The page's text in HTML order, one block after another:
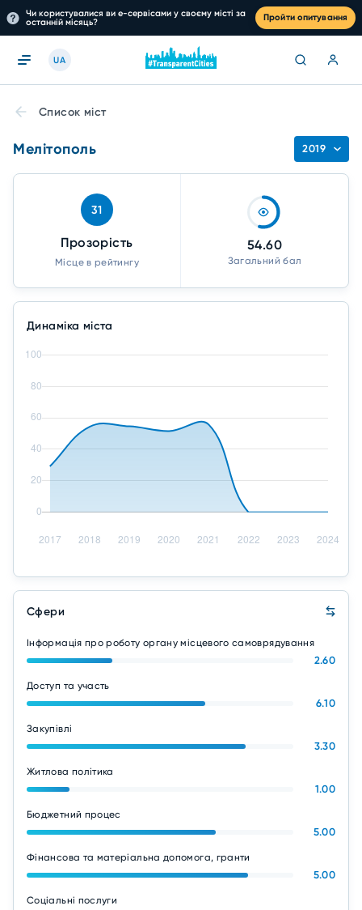
Чи користувалися ви е-сервісами у своєму місті за
останній місяць?
Пройти опитування
UA
Список міст
Мелітополь 2019
31
Прозорість
Місце в рейтингу
54.60
Загальний бал
Динаміка міста
Сфери
Інформація про роботу органу місцевого самоврядування
2.60
Доступ та участь
6.10
Закупівлі
3.30
Житлова політика
1.00
Бюджетний процес
5.00
Фінансова та матеріальна допомога, гранти
5.00
Соціальні послуги